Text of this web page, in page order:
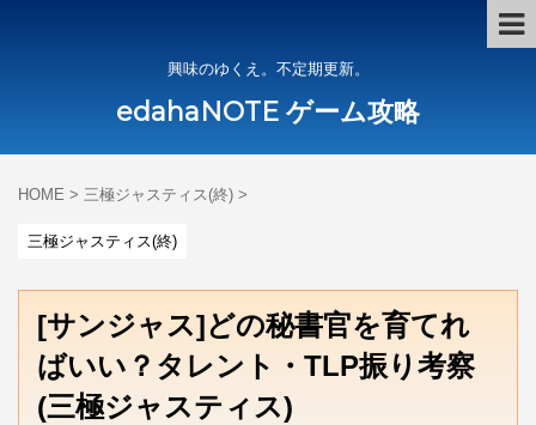
興味のゆくえ。不定期更新。
edahaNOTE ゲーム攻略
HOME > 三極ジャスティス(終) >
三極ジャスティス(終)
[サンジャス]どの秘書官を育てれ
ばいい？タレント・TLP振り考察
(三極ジャスティス)